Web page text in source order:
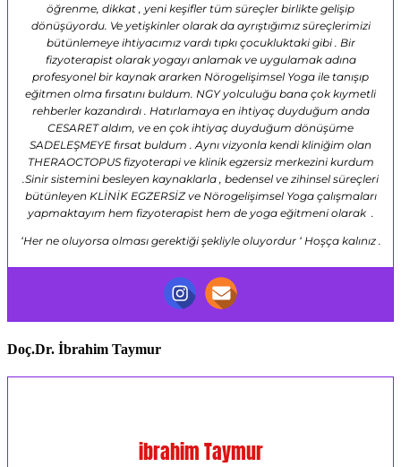
öğrenme, dikkat , yeni keşifler tüm süreçler birlikte gelişip
dönüşüyordu. Ve yetişkinler olarak da ayrıştığımız süreçlerimizi
bütünlemeye ihtiyacımız vardı tıpkı çocukluktaki gibi . Bir
fizyoterapist olarak yogayı anlamak ve uygulamak adına
profesyonel bir kaynak ararken Nörogelişimsel Yoga ile tanışıp
eğitmen olma fırsatını buldum. NGY yolculuğu bana çok kıymetli
rehberler kazandırdı . Hatırlamaya en ihtiyaç duyduğum anda
CESARET aldım, ve en çok ihtiyaç duyduğum dönüşüme
SADELEŞMEYE fırsat buldum . Aynı vizyonla kendi kliniğim olan
THERAOCTOPUS fizyoterapi ve klinik egzersiz merkezini kurdum
.Sinir sistemini besleyen kaynaklarla , bedensel ve zihinsel süreçleri
bütünleyen KLİNİK EGZERSİZ ve Nörogelişimsel Yoga çalışmaları
yapmaktayım hem fizyoterapist hem de yoga eğitmeni olarak .
‘Her ne oluyorsa olması gerektiği şekliyle oluyordur ‘ Hoşça kalınız .
Doç.Dr. İbrahim Taymur
ibrahim Taymur